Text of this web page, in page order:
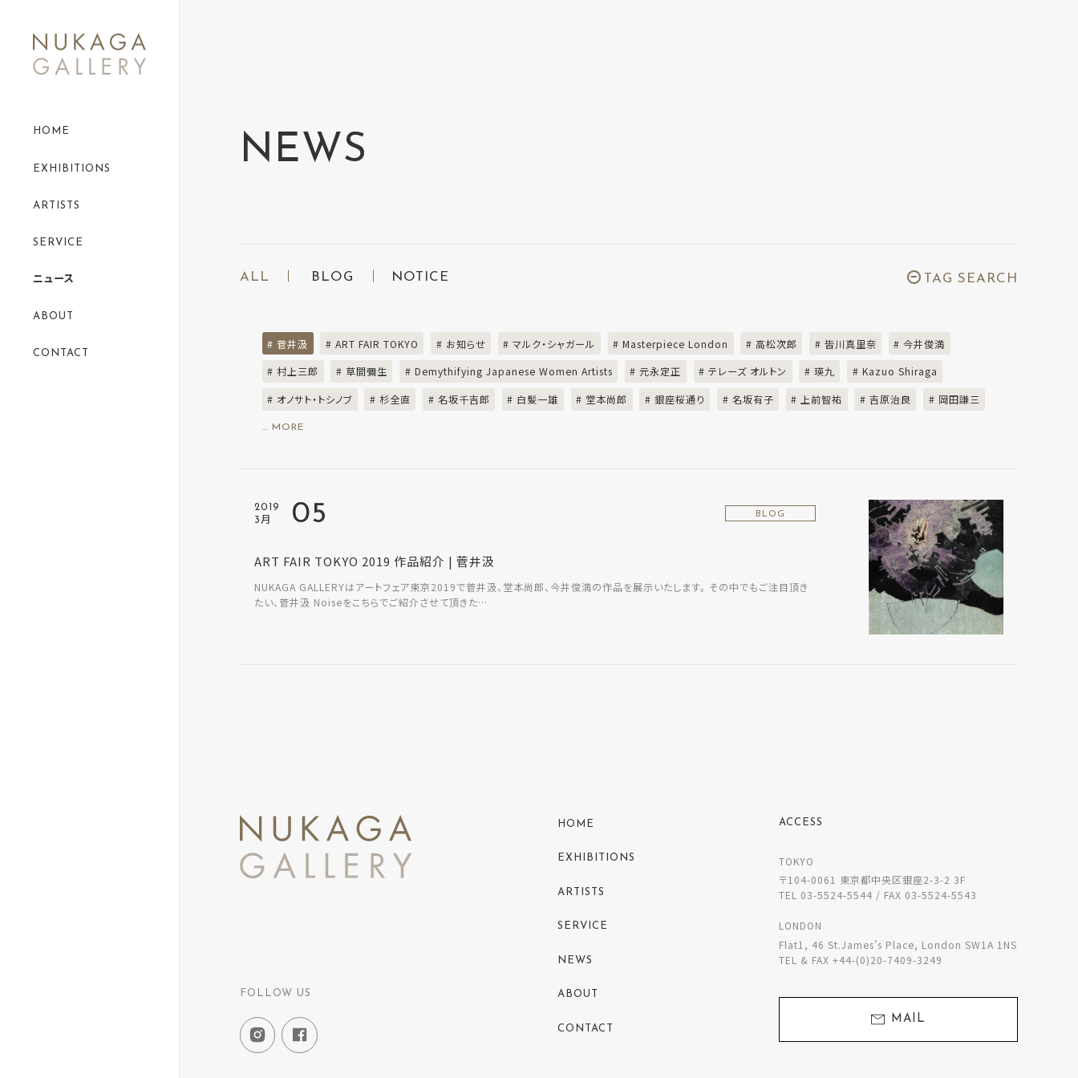
HOME
EXHIBITIONS
ARTISTS
SERVICE
ニュース
ABOUT
CONTACT
NEWS
ALL BLOG NOTICE TAG SEARCH
# 菅井汲 # ART FAIR TOKYO # お知らせ # マルク・シャガール # Masterpiece London # 高松次郎 # 皆川真里奈 # 今井俊満
# 村上三郎 # 草間彌生 # Demythifying Japanese Women Artists # 元永定正 # テレーズ オルトン # 瑛九 # Kazuo Shiraga
# オノサト・トシノブ # 杉全直 # 名坂千吉郎 # 白髪一雄 # 堂本尚郎 # 銀座桜通り # 名坂有子 # 上前智祐 # 吉原治良 # 岡田謙三
… MORE
2019
3月
05 BLOG
ART FAIR TOKYO 2019 作品紹介 | 菅井汲
NUKAGA GALLERYはアートフェア東京2019で菅井汲、堂本尚郎、今井俊満の作品を展示いたします。 その中でもご注目頂き
たい、菅井汲 Noiseをこちらでご紹介させて頂きた…
HOME
EXHIBITIONS
ARTISTS
SERVICE
NEWS
ABOUT
CONTACT
ACCESS
TOKYO
〒104-0061 東京都中央区銀座2-3-2 3F
TEL 03-5524-5544 / FAX 03-5524-5543
LONDON
Flat1, 46 St.James’s Place, London SW1A 1NS
TEL & FAX +44-(0)20-7409-3249
MAIL
FOLLOW US